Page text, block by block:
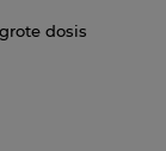
dosis